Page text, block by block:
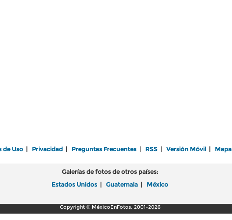
de Uso Privacidad Preguntas Frecuentes RSS Versión Móvil
Galerías de fotos de otros países:
Estados Unidos
Guatemala México
Copyright © MéxicoEnFotos, 2001-2026